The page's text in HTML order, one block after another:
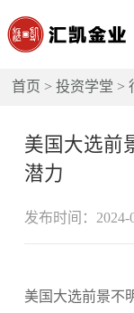
首页 >投资学堂 >
美国大选前
潜力
发布时间：2024-
美国大选前景不